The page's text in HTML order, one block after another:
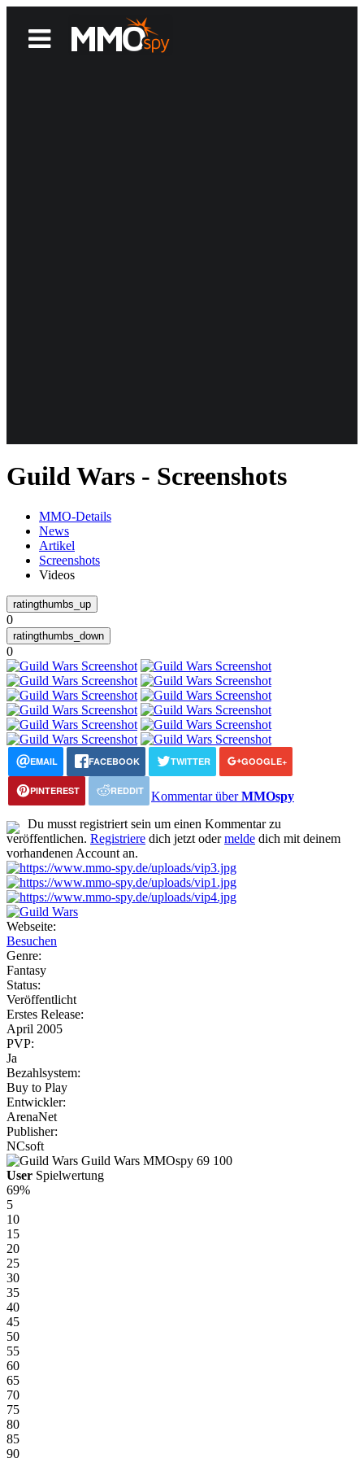
Guild Wars - Screenshots
MMO-Details
News
Artikel
Screenshots
Videos
0
0
EMAIL FACEBOOK TWITTER GOOGLE+
PINTEREST REDDIT Kommentar überMMOspy
Du musst registriert sein um einen Kommentar zu
veröffentlichen. Registriere dich jetzt odermelde dich mit deinem
vorhandenen Account an.
Webseite:
Besuchen
Genre:
Fantasy
Status:
Veröffentlicht
Erstes Release:
April 2005
PVP:
Ja
Bezahlsystem:
Buy to Play
Entwickler:
ArenaNet
Publisher:
NCsoft
Guild Wars MMOspy 69 100
User Spielwertung
69%
5
10
15
20
25
30
35
40
45
50
55
60
65
70
75
80
85
90